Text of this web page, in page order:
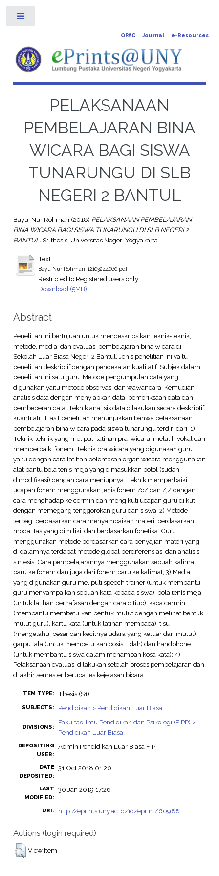
OPAC Journal e-Resources
PELAKSANAAN
PEMBELAJARAN BINA
WICARA BAGI SISWA
TUNARUNGU DI SLB
NEGERI 2 BANTUL
Bayu, Nur Rohman (2018) PELAKSANAAN PEMBELAJARAN
BINA WICARA BAGI SISWA TUNARUNGU DI SLB NEGERI 2
BANTUL. S1 thesis, Universitas Negeri Yogyakarta.
Text
Bayu Nur Rohman_12103244060.pdf
Restricted to Registered users only
Download (5MB)
Abstract
Penelitian ini bertujuan untuk mendeskripsikan teknik-teknik,
metode, media, dan evaluasi pembelajaran bina wicara di
Sekolah Luar Biasa Negeri 2 Bantul. Jenis penelitian ini yaitu
penelitian deskriptif dengan pendekatan kualitatif. Subjek dalam
penelitian ini satu guru. Metode pengumpulan data yang
digunakan yaitu metode observasi dan wawancara. Kemudian
analisis data dengan menyiapkan data, pemeriksaan data dan
pembeberan data. Teknik analisis data dilakukan secara deskriptif
kuantitatif. Hasil penelitian menunjukkan bahwa pelaksanaan
pembelajaran bina wicara pada siswa tunarungu terdiri dari: 1)
Teknik-teknik yang meliputi latihan pra-wicara, melatih vokal dan
memperbaiki fonem. Teknik pra wicara yang digunakan guru
yaitu dengan cara latihan pelemasan organ wicara menggunakan
alat bantu bola tenis meja yang dimasukkan botol (sudah
dimodifikasi) dengan cara meniupnya. Teknik memperbaiki
ucapan fonem menggunakan jenis fonem /c/ dan /j/ dengan
cara menghadap ke cermin dan mengikuti ucapan guru diikuti
dengan memegang tenggorokan guru dan siswa; 2) Metode
terbagi berdasarkan cara menyampaikan materi, berdasarkan
modalitas yang dimiliki, dan berdasarkan fonetika. Guru
menggunakan metode berdasarkan cara penyajian materi yang
di dalamnya terdapat metode global berdiferensiasi dan analisis
sintesis. Cara pembelajarannya menggunakan sebuah kalimat
baru ke fonem dan juga dari fonem baru ke kalimat; 3) Media
yang digunakan guru meliputi speech trainer (untuk membantu
guru menyampaikan sebuah kata kepada siswa), bola tenis meja
(untuk latihan pernafasan dengan cara ditiup), kaca cermin
(membantu membetulkan bentuk mulut dengan melihat bentuk
mulut guru), kartu kata (untuk latihan membaca), tisu
(mengetahui besar dan kecilnya udara yang keluar dari mulut),
garpu tala (untuk membetulkan posisi lidah) dan handphone
(untuk membantu siswa dalam menambah kosa kata); 4)
Pelaksanaan evaluasi dilakukan setelah proses pembelajaran dan
di akhir semester berupa tes kejelasan bicara.
ITEM TYPE: Thesis (S1)
SUBJECTS: Pendidikan > Pendidikan Luar Biasa
DIVISIONS:
Fakultas Ilmu Pendidikan dan Psikologi (FIPP) >
Pendidikan Luar Biasa
DEPOSITING
USER:
Admin Pendidikan Luar Biasa FIP
DATE
DEPOSITED:
31 Oct 2018 01:20
LAST
MODIFIED:
30 Jan 2019 17:26
URI: http://eprints.uny.ac.id/id/eprint/60988
Actions (login required)
View Item